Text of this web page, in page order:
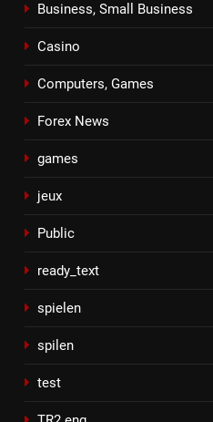
Business, Small Business
Casino
Computers, Games
Forex News
games
jeux
Public
ready_text
spielen
spilen
test